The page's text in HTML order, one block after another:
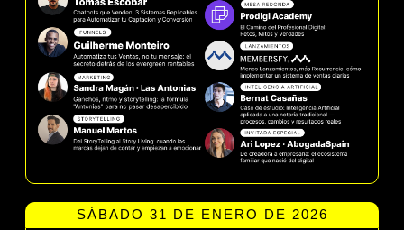
SÁBADO 31 DE ENERO DE 2026